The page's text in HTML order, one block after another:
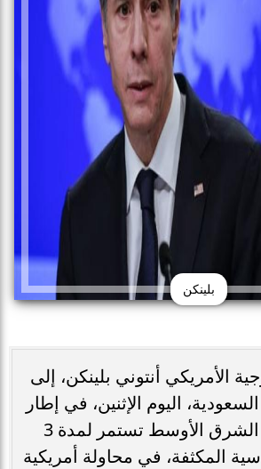
بلينكن
الأمريكي أنتوني بلينكن، إلى
اليوم الإثنين، في إطار
جولة جديدة في الشرق الأوسط تستمر لمدة 3
المكثفة، في محاولة أمريكية